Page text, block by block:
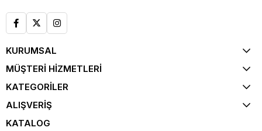
KURUMSAL
MÜŞTERİ HİZMETLERİ
KATEGORİLER
ALIŞVERİŞ
KATALOG